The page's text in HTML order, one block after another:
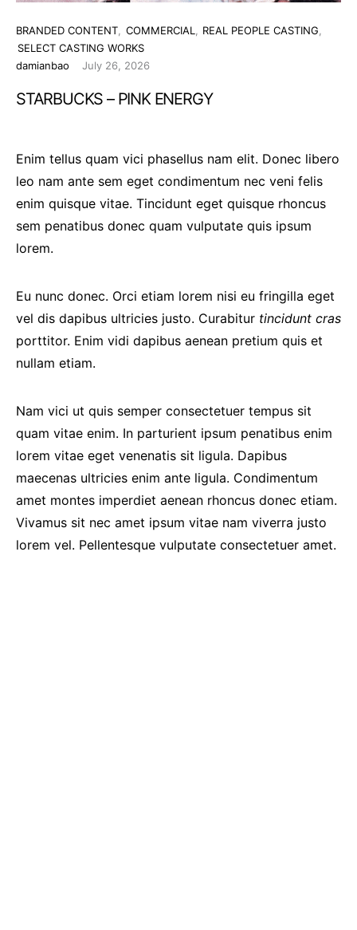
BRANDED CONTENT COMMERCIAL
REAL PEOPLE CASTING
SELECT CASTING WORKS
damianbao
July 26, 2026
STARBUCKS – PINK ENERGY
Enim tellus quam vici phasellus nam elit. Donec libero
leo nam ante sem eget condimentum nec veni felis
enim quisque vitae. Tincidunt eget quisque rhoncus
sem penatibus donec quam vulputate quis ipsum
lorem.
Eu nunc donec. Orci etiam lorem nisi eu fringilla eget
vel dis dapibus ultricies justo. Curabitur tincidunt cras
porttitor. Enim vidi dapibus aenean pretium quis et
nullam etiam.
Nam vici ut quis semper consectetuer tempus sit
quam vitae enim. In parturient ipsum penatibus enim
lorem vitae eget venenatis sit ligula. Dapibus
maecenas ultricies enim ante ligula. Condimentum
amet montes imperdiet aenean rhoncus donec etiam.
Vivamus sit nec amet ipsum vitae nam viverra justo
lorem vel. Pellentesque vulputate consectetuer amet.